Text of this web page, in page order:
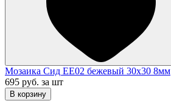
Мозаика Сид EE02 бежевый 30x30 8мм
695 руб. за шт
В корзину